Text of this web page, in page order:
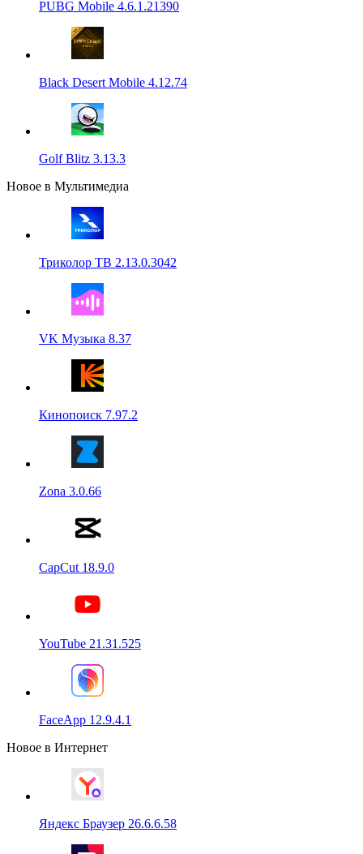
PUBG Mobile 4.6.1.21390
Black Desert Mobile 4.12.74
Golf Blitz 3.13.3
Новое в Мультимедиа
Триколор ТВ 2.13.0.3042
VK Музыка 8.37
Кинопоиск 7.97.2
Zona 3.0.66
CapCut 18.9.0
YouTube 21.31.525
FaceApp 12.9.4.1
Новое в Интернет
Яндекс Браузер 26.6.6.58